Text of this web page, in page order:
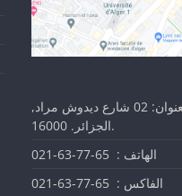
العنوان: 02 شارع ديدوش مراد,
الجزائر. 16000.
الهاتف : 65-77-63-021
الفاكس : 65-77-63-021